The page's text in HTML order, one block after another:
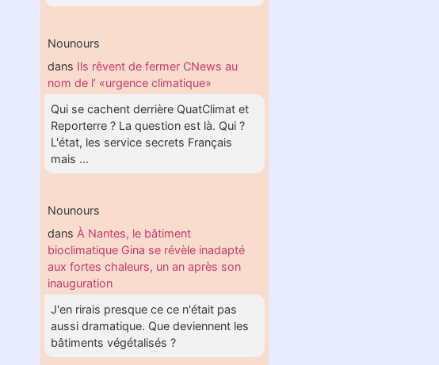
Nounours
dans Ils rêvent de fermer CNews au
nom de l’ «urgence climatique»
Qui se cachent derrière QuatClimat et
Reporterre ? La question est là. Qui ?
L'état, les service secrets Français
mais ...
Nounours
dans À Nantes, le bâtiment
bioclimatique Gina se révèle inadapté
aux fortes chaleurs, un an après son
inauguration
J'en rirais presque ce ce n'était pas
aussi dramatique. Que deviennent les
bâtiments végétalisés ?